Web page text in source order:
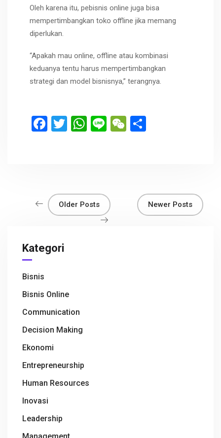
Oleh karena itu, pebisnis online juga bisa
mempertimbangkan toko offline jika memang
diperlukan.
“Apakah mau online, offline atau kombinasi
keduanya tentu harus mempertimbangkan
strategi dan model bisnisnya,” terangnya.
F
o
k
T
W
p
p
Li
W
Older Posts Newer Posts
Kategori
Bisnis
Bisnis Online
Communication
Decision Making
Ekonomi
Entrepreneurship
Human Resources
Inovasi
Leadership
Management